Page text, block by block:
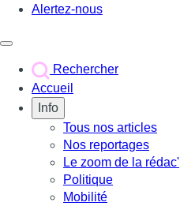
Alertez-nous
Rechercher
Accueil
Info
Tous nos articles
Nos reportages
Le zoom de la rédac'
Politique
Mobilité